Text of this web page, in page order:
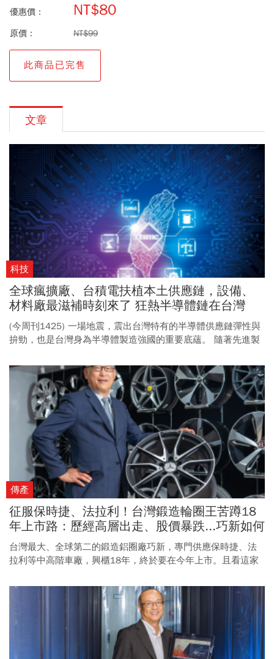
優惠價： NT$80
原價： NT$99
此商品已完售
文章
科技
全球瘋擴廠、台積電扶植本土供應鏈，設備、
材料廠最滋補時刻來了 狂熱半導體鏈在台灣
(今周刊1425) 一場地震，震出台灣特有的半導體供應鏈彈性與
拚勁，也是台灣身為半導體製造強國的重要底蘊。 隨著先進製
台灣本土軍團，儼然是當前資本市場最具亮度的族群。
傳產
征服保時捷、法拉利！台灣鍛造輪圈王苦蹲18
年上市路：歷經高層出走、股價暴跌...巧新如何
做到全球第二？
台灣最大、全球第二的鍛造鋁圈廠巧新，專門供應保時捷、法
拉利等中高階車廠，興櫃18年，終於要在今年上市。且看這家